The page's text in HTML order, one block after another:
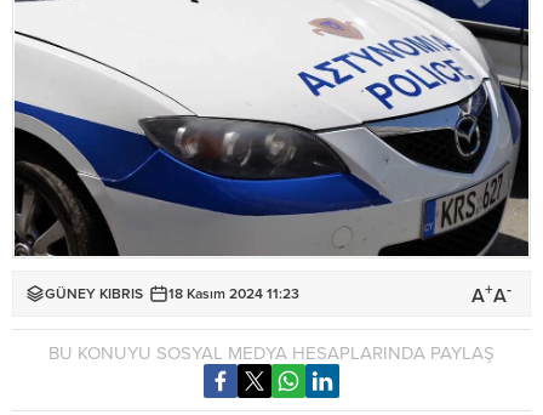
GÜNEY KIBRIS 18 Kasım 2024 11:23 A+A-
BU KONUYU SOSYAL MEDYA HESAPLARINDA PAYLAŞ